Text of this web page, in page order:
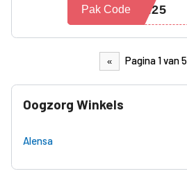
UE25
Pak Code
« Pagina 1 van 5
Oogzorg Winkels
Alensa